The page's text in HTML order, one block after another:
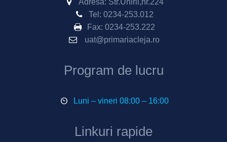
Adresa: Str.Unirii,nr.224
Tel: 0234-253.012
Fax: 0234-253.222
uat@primariacleja.ro
Program de lucru
Luni – vineri 08:00 – 16:00
Linkuri rapide